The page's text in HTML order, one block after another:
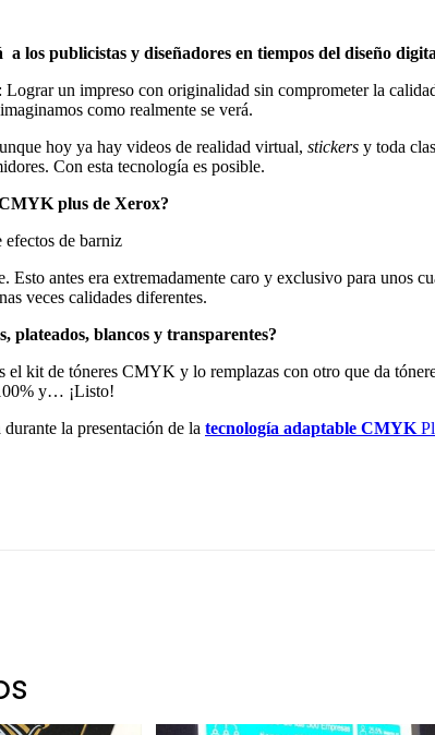
los publicistas y diseñadores en tiempos del diseño
un impreso con originalidad sin comprometer la
como realmente se verá.
hoy ya hay videos de realidad virtual, stickers y toda
Con esta tecnología es posible.
plus de Xerox?
de barniz
antes era extremadamente caro y exclusivo para unos
veces calidades diferentes.
blancos y transparentes?
kit de tóneres CMYK y lo remplazas con otro que da
y… ¡Listo!
la presentación de la tecnología adaptable CMYK